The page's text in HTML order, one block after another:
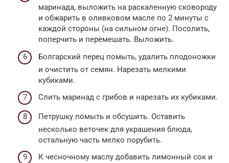
маринада, выложить на раскаленную сковороду
и обжарить в оливковом масле по 2 минуты с
каждой стороны (на сильном огне). Посолить,
поперчить и перемешать. Выложить.
Болгарский перец помыть, удалить плодоножки
и очистить от семян. Нарезать мелкими
кубиками.
Слить маринад с грибов и нарезать их кубиками.
Петрушку помыть и обсушить. Оставить
несколько веточек для украшения блюда,
остальную часть мелко порубить.
К чесночному маслу добавить лимонный сок и